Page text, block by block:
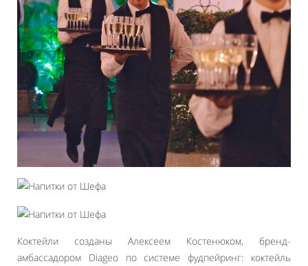
Коктейли созданы Алексеем Костенюком, бренд-
амбассадором Diageo по системе фудпейринг: коктейль